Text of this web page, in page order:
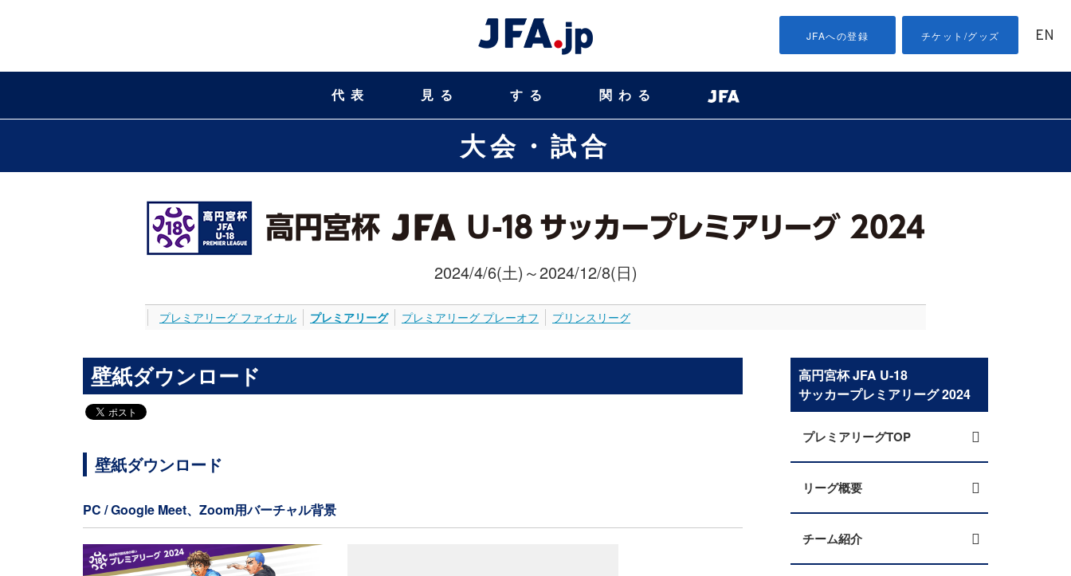
JFAへの登録 チケット/グッズ EN
代表 見る する 関わる
大会・試合
2024/4/6(土)～2024/12/8(日)
プレミアリーグ ファイナル プレミアリーグ プレミアリーグ プレーオフ プリンスリーグ
壁紙ダウンロード
壁紙ダウンロード
PC / Google Meet、Zoom用バーチャル背景
高円宮杯 JFA U-18
サッカープレミアリーグ 2024
プレミアリーグTOP
リーグ概要
チーム紹介